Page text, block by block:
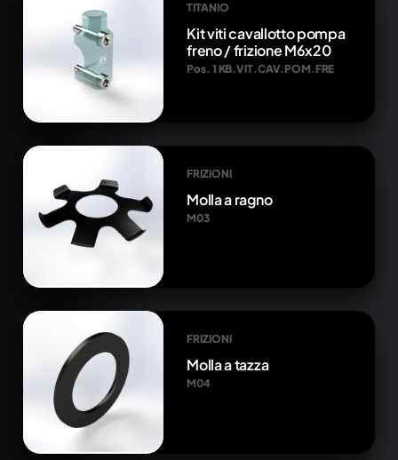
TITANIO
Kit viti cavallotto pompa
freno / frizione M6x20
Pos. 1 KB.VIT.CAV.POM.FRE
FRIZIONI
Molla a ragno
M03
FRIZIONI
Molla a tazza
M04